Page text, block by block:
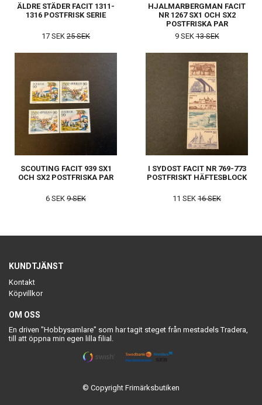
ÄLDRE STÄDER FACIT 1311-
1316 POSTFRISK SERIE
17 SEK 25 SEK
HJALMARBERGMAN FACIT
NR 1267 SX1 OCH SX2
POSTFRISKA PAR
9 SEK13 SEK
SCOUTING FACIT 939 SX1
OCH SX2 POSTFRISKA PAR
6 SEK 9 SEK
I SYDOST FACIT NR 769-773
POSTFRISKT HÄFTESBLOCK
11 SEK 16 SEK
KUNDTJÄNST
Kontakt
Köpvillkor
OM OSS
En driven "Hobbysamlare" som har tagit steget från mestadels Tradera,
till att öppna min egen lilla filial.
© Copyright Frimärksbutiken